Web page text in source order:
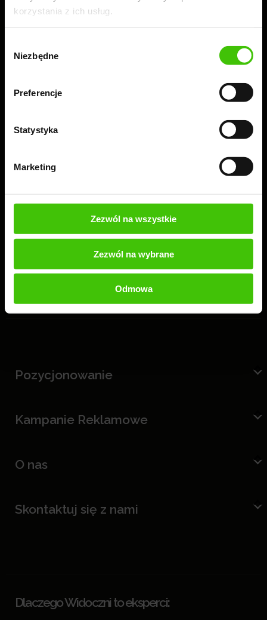
korzystania z ich usług.
zgody
Niezbędne
Preferencje
Statystyka
Marketing
Zezwól na wszystkie
Zezwól na wybrane
Odmowa
Zamów 100% bezpłatny audyt + ebook
Przeprowadzimy bezpłatny audyt Twojej strony lub
sklepu, a Ty dowiesz się, co warto wdrożyć, aby
skutecznie rozwijać swoją firmę.
ZAMÓW BEZPŁATNY AUDYT
Pozycjonowanie
Kampanie Reklamowe
O nas
Skontaktuj się z nami
Dlaczego Widoczni to eksperci: